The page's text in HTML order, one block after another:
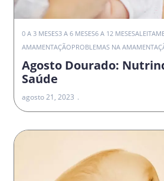
0 A 3 MESES3 A 6 MESES6 A 12 MESES
AMAMENTAÇÃOPROBLEMAS NA
Agosto Dourado:
Saúde
agosto 21, 2023